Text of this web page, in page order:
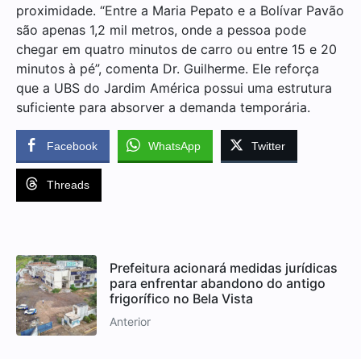
proximidade. “Entre a Maria Pepato e a Bolívar Pavão
são apenas 1,2 mil metros, onde a pessoa pode
chegar em quatro minutos de carro ou entre 15 e 20
minutos à pé”, comenta Dr. Guilherme. Ele reforça
que a UBS do Jardim América possui uma estrutura
suficiente para absorver a demanda temporária.
Facebook WhatsApp Twitter
Threads
Prefeitura acionará medidas jurídicas
para enfrentar abandono do antigo
frigorífico no Bela Vista
Anterior